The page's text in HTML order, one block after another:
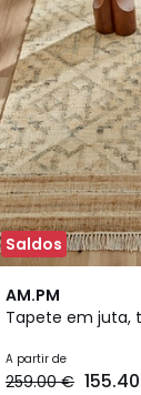
Saldos
AM.PM
Tapete em juta,
A partir de
259.00 €
4,4
/ 5